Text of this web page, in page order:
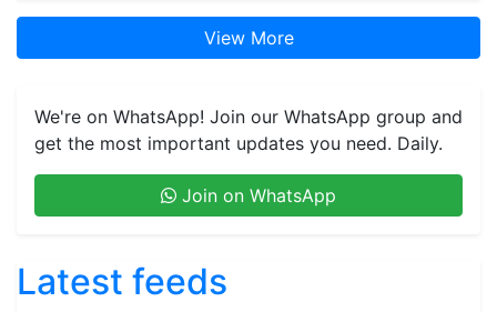
View More
We're on WhatsApp! Join our WhatsApp group and
get the most important updates you need. Daily.
Join on WhatsApp
Latest feeds